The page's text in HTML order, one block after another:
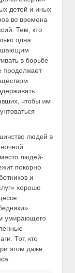
детей и иных
во времена
Тем, кто
одна
в борьбе
продолжает
чтобы им
людей в
людей-
покорно
и
хорошо
умирающего
Тот, кто
этом даже